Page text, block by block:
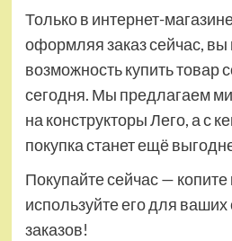
Только в интернет-
оформляя заказ сейчас, вы
возможность купить товар
сегодня. Мы предлагаем
на конструкторы Лего, а с
покупка станет ещё
Покупайте сейчас — копите
используйте его для
заказов!